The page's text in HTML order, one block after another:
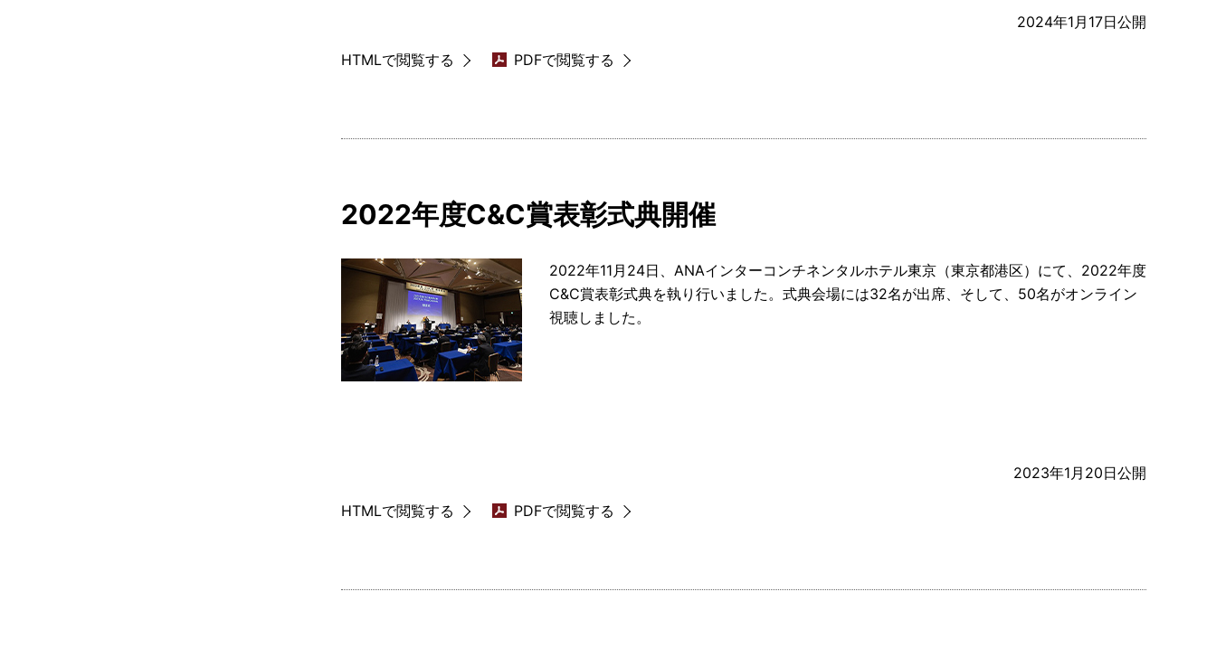
2024年1月17日公開
HTMLで閲覧する PDFで閲覧する
2022年度C&C賞表彰式典開催
2022年11月24日、ANAインターコンチネンタルホテル東京（東京都港区）にて、2022年度
C&C賞表彰式典を執り行いました。式典会場には32名が出席、そして、50名がオンライン
視聴しました。
2023年1月20日公開
HTMLで閲覧する PDFで閲覧する